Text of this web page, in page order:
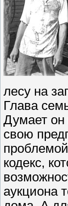
лесу на
Глава
Думает он
свою
кодекс,
аукциона